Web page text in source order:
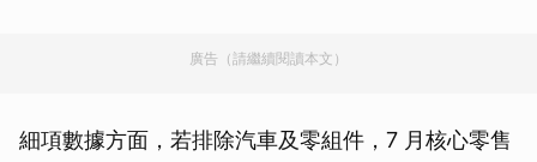
廣告（請繼續閱讀本文）
細項數據方面，若排除汽車及零組件，7 月核心零售